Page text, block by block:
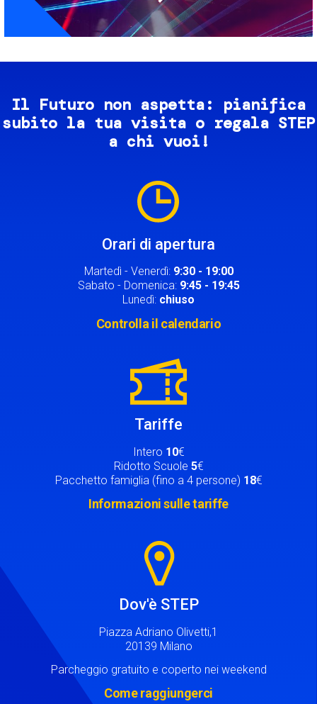
Il Futuro non aspetta: pianifica
subito la tua visita o regala STEP
a chi vuoi!
Orari di apertura
Martedì - Venerdì: 9:30 - 19:00
Sabato - Domenica: 9:45 - 19:45
Lunedì: chiuso
Controlla il calendario
Tariffe
Intero 10€
Ridotto Scuole 5€
Pacchetto famiglia (fino a 4 persone) 18€
Informazioni sulle tariffe
Dov'è STEP
Piazza Adriano Olivetti,1
20139 Milano
Parcheggio gratuito e coperto nei weekend
Come raggiungerci